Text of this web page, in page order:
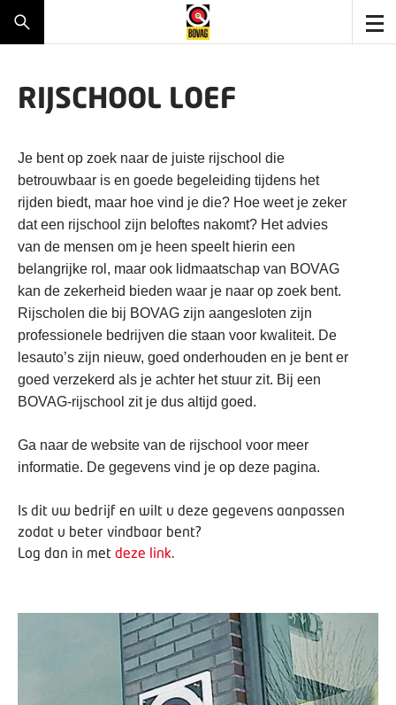
RIJSCHOOL LOEF
Je bent op zoek naar de juiste rijschool die
betrouwbaar is en goede begeleiding tijdens het
rijden biedt, maar hoe vind je die? Hoe weet je zeker
dat een rijschool zijn beloftes nakomt? Het advies
van de mensen om je heen speelt hierin een
belangrijke rol, maar ook lidmaatschap van BOVAG
kan de zekerheid bieden waar je naar op zoek bent.
Rijscholen die bij BOVAG zijn aangesloten zijn
professionele bedrijven die staan voor kwaliteit. De
lesauto’s zijn nieuw, goed onderhouden en je bent er
goed verzekerd als je achter het stuur zit. Bij een
BOVAG-rijschool zit je dus altijd goed.
Ga naar de website van de rijschool voor meer
informatie. De gegevens vind je op deze pagina.
Is dit uw bedrijf en wilt u deze gegevens aanpassen
zodat u beter vindbaar bent?
Log dan in met deze link.